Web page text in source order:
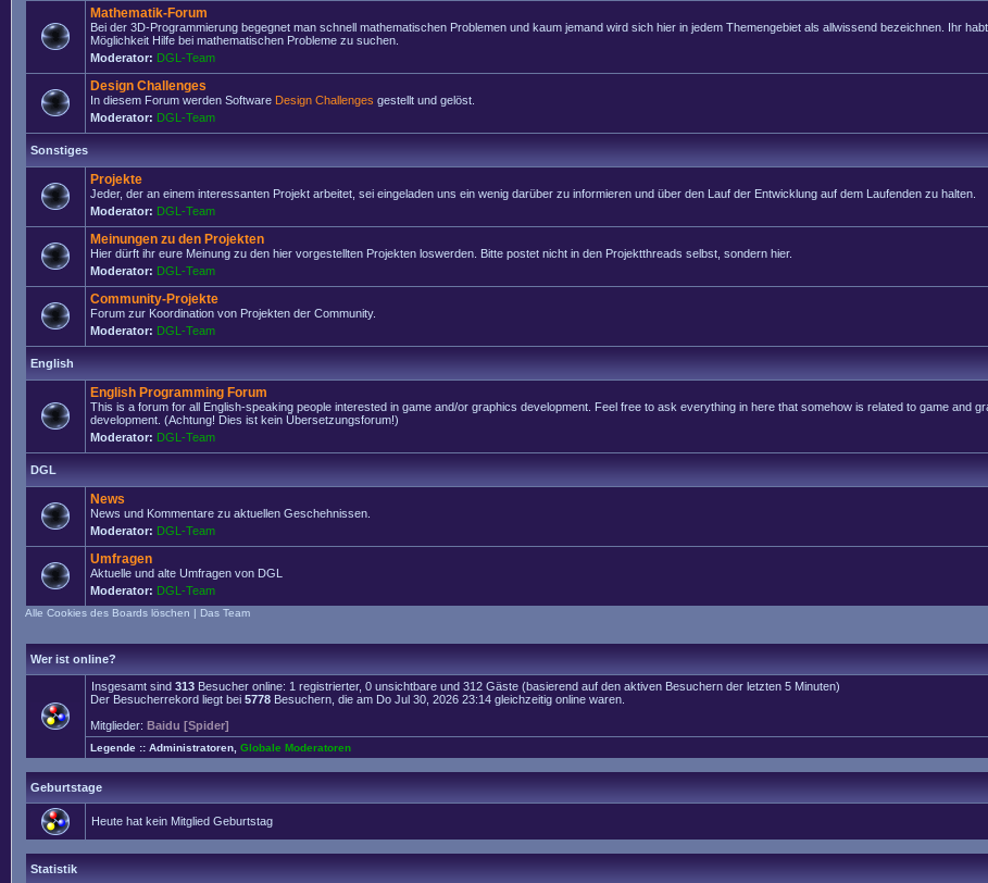
Mathematik-Forum
Bei der 3D-Programmierung begegnet man schnell mathematischen Problemen und kaum jemand wird sich hier in jedem Themengebiet als allwissend bezeichnen. Ihr
Möglichkeit Hilfe bei mathematischen Probleme zu suchen.
Moderator: DGL-Team
Design Challenges
In diesem Forum werden Software Design Challenges gestellt und gelöst.
Moderator: DGL-Team
Sonstiges
Projekte
Jeder, der an einem interessanten Projekt arbeitet, sei eingeladen uns ein wenig darüber zu informieren und über den Lauf der Entwicklung auf dem Laufenden zu halten.
Moderator: DGL-Team
Meinungen zu den Projekten
Hier dürft ihr eure Meinung zu den hier vorgestellten Projekten loswerden. Bitte postet nicht in den Projektthreads selbst, sondern hier.
Moderator: DGL-Team
Community-Projekte
Forum zur Koordination von Projekten der Community.
Moderator: DGL-Team
English
English Programming Forum
This is a forum for all English-speaking people interested in game and/or graphics development. Feel free to ask everything in here that somehow is related to game and
development. (Achtung! Dies ist kein Übersetzungsforum!)
Moderator: DGL-Team
DGL
News
News und Kommentare zu aktuellen Geschehnissen.
Moderator: DGL-Team
Umfragen
Aktuelle und alte Umfragen von DGL
Moderator: DGL-Team
Alle Cookies des Boards löschen | Das Team
Wer ist online?
Insgesamt sind 313 Besucher online: 1 registrierter, 0 unsichtbare und 312 Gäste (basierend auf den aktiven Besuchern der letzten 5 Minuten)
Der Besucherrekord liegt bei 5778 Besuchern, die am Do Jul 30, 2026 23:14 gleichzeitig online waren.
Mitglieder: Baidu [Spider]
Legende :: Administratoren Globale Moderatoren
Geburtstage
Heute hat kein Mitglied Geburtstag
Statistik